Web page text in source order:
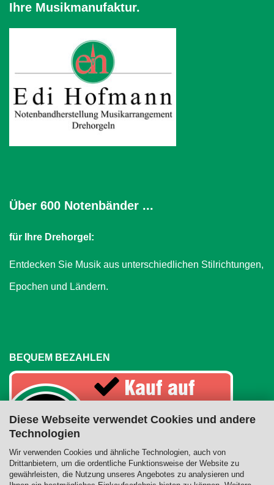
Diese Webseite verwendet Cookies und andere
Technologien
Wir verwenden Cookies und ähnliche Technologien, auch von
Drittanbietern, um die ordentliche Funktionsweise der Website zu
gewährleisten, die Nutzung unseres Angebotes zu analysieren und
Ihre Musikmanufaktur.
Über 600 Notenbänder ...
für Ihre Drehorgel:
Entdecken Sie Musik aus unterschiedlichen Stilrichtungen,
Epochen und Ländern.
BEQUEM BEZAHLEN